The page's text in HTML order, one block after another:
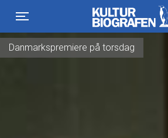
Toggle navigation
Kulturbiografen
Danmarkspremiere på torsdag